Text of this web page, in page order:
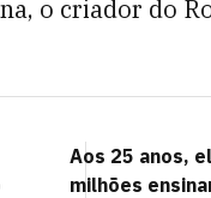
o criador do
Aos 25 anos,
milhões